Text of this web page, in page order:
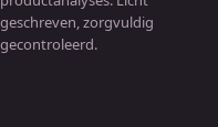
geschreven, zorgvuldig
gecontroleerd.